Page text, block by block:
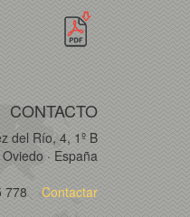
CONTACTO
del Río, 4, 1º B
· España
778 Contactar